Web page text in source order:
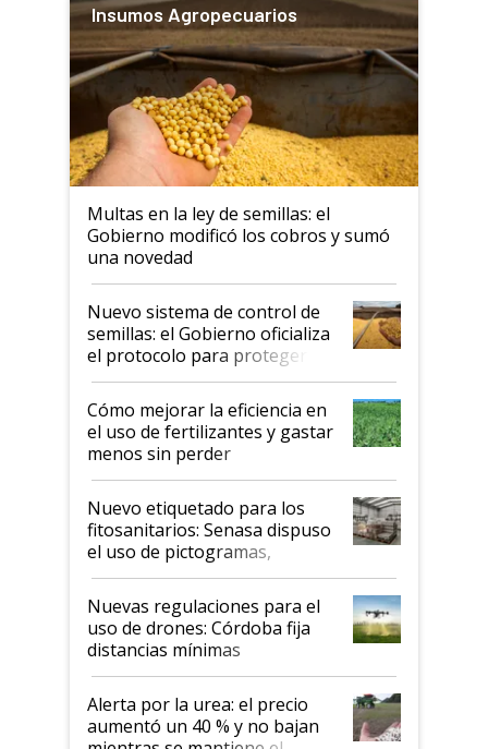
Insumos Agropecuarios
Multas en la ley de semillas: el
Gobierno modificó los cobros y sumó
una novedad
Nuevo sistema de control de
semillas: el Gobierno oficializa
el protocolo para proteger la
propiedad intelectual
Cómo mejorar la eficiencia en
el uso de fertilizantes y gastar
menos sin perder
productividad en la campaña
fina
Nuevo etiquetado para los
fitosanitarios: Senasa dispuso
el uso de pictogramas,
palabras de advertencia e
indicaciones
Nuevas regulaciones para el
uso de drones: Córdoba fija
distancias mínimas
Alerta por la urea: el precio
aumentó un 40 % y no bajan